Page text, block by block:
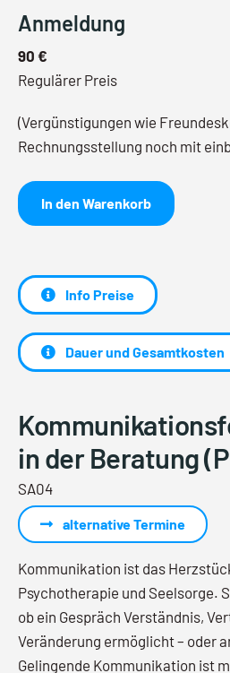
Anmeldung
90 €
Regulärer Preis
(Vergünstigungen wie
Rechnungsstellung noch mit
In den Warenkorb
Info Preise
Dauer und Gesamtkosten
in der Beratung
SA04
alternative Termine
Kommunikation ist das
Psychotherapie und Seelsorge.
ob ein Gespräch Verständnis,
Veränderung ermöglicht – oder
Gelingende Kommunikation ist